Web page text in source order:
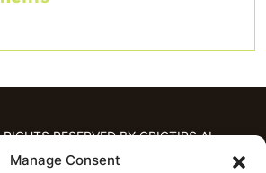
Manage Consent
RESERVED BY CRICTIPS.AI